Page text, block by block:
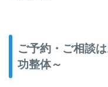
ご予約・ご相談
功整体～